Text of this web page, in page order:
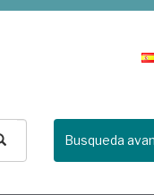
Busqueda